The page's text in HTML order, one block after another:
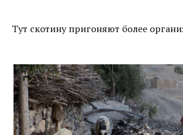
Тут скотину пригоняют более